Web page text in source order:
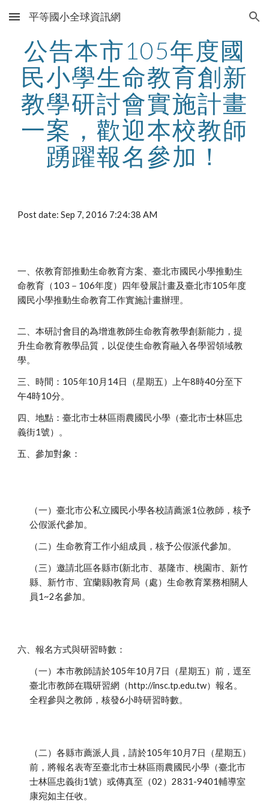
Skip to main content Skip to navigation
平等國小全球資訊網
公告本市105年度國
民小學生命教育創新
教學研討會實施計畫
一案，歡迎本校教師
踴躍報名參加！
Post date: Sep 7, 2016 7:24:38 AM
一、依教育部推動生命教育方案、臺北市國民小學推動生
命教育（103－106年度）四年發展計畫及臺北市105年度
國民小學推動生命教育工作實施計畫辦理。
二、本研討會目的為增進教師生命教育教學創新能力，提
升生命教育教學品質，以促使生命教育融入各學習領域教
學。
三、時間：105年10月14日（星期五）上午8時40分至下
午4時10分。
四、地點：臺北市士林區雨農國民小學（臺北市士林區忠
義街1號）。
五、參加對象：
（一）臺北市公私立國民小學各校請薦派1位教師，核予
公假派代參加。
（二）生命教育工作小組成員，核予公假派代參加。
（三）邀請北區各縣市(新北市、基隆市、桃園市、新竹
縣、新竹市、宜蘭縣)教育局（處）生命教育業務相關人
員1~2名參加。
六、報名方式與研習時數：
（一）本市教師請於105年10月7日（星期五）前，逕至
臺北市教師在職研習網（http://insc.tp.edu.tw）報名。
全程參與之教師，核發6小時研習時數。
（二）各縣市薦派人員，請於105年10月7日（星期五）
前，將報名表寄至臺北市士林區雨農國民小學（臺北市
士林區忠義街1號）或傳真至（02）2831-9401輔導室
康宛如主任收。